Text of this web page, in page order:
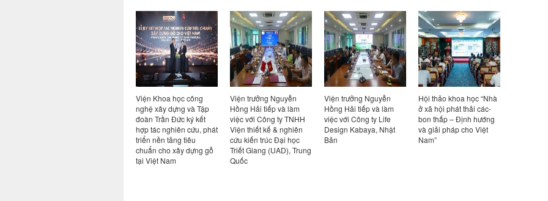
Viện Khoa học công
nghệ xây dựng và Tập
đoàn Trần Đức ký kết
hợp tác nghiên cứu, phát
triển nền tảng tiêu
chuẩn cho xây dựng gỗ
tại Việt Nam
Viện trưởng Nguyễn
Hồng Hải tiếp và làm
việc với Công ty TNHH
Viện thiết kế & nghiên
cứu kiến trúc Đại học
Triết Giang (UAD), Trung
Quốc
Viện trưởng Nguyễn
Hồng Hải tiếp và làm
việc với Công ty Life
Design Kabaya, Nhật
Bản
Hội thảo khoa học “Nhà
ở xã hội phát thải các-
bon thấp – Định hướng
và giải pháp cho Việt
Nam”